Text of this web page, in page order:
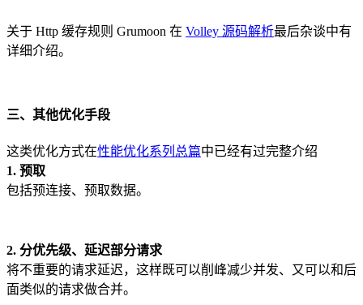
关于 Http 缓存规则 Grumoon 在 Volley 源码解析最后杂谈中有
详细介绍。
三、其他优化手段
这类优化方式在性能优化系列总篇中已经有过完整介绍
1. 预取
包括预连接、预取数据。
2. 分优先级、延迟部分请求
将不重要的请求延迟，这样既可以削峰减少并发、又可以和后
面类似的请求做合并。